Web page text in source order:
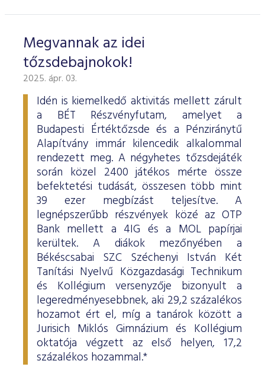
Megvannak az idei
tőzsdebajnokok!
2025. ápr. 03.
Idén is kiemelkedő aktivitás mellett zárult
a BÉT Részvényfutam, amelyet a
Budapesti Értéktőzsde és a Pénziránytű
Alapítvány immár kilencedik alkalommal
rendezett meg. A négyhetes tőzsdejáték
során közel 2400 játékos mérte össze
befektetési tudását, összesen több mint
39 ezer megbízást teljesítve. A
legnépszerűbb részvények közé az OTP
Bank mellett a 4IG és a MOL papírjai
kerültek. A diákok mezőnyében a
Békéscsabai SZC Széchenyi István Két
Tanítási Nyelvű Közgazdasági Technikum
és Kollégium versenyzője bizonyult a
legeredményesebbnek, aki 29,2 százalékos
hozamot ért el, míg a tanárok között a
Jurisich Miklós Gimnázium és Kollégium
oktatója végzett az első helyen, 17,2
százalékos hozammal.*